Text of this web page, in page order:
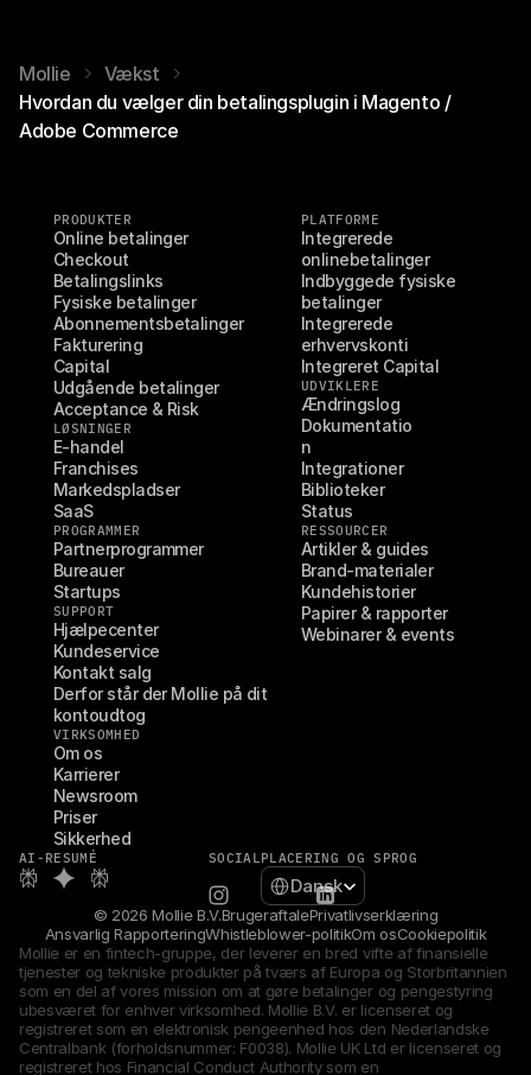
Mollie
Vækst
Hvordan du vælger din betalingsplugin i Magento /
Adobe Commerce
PRODUKTER
Online betalinger
Checkout
Betalingslinks
Fysiske betalinger
Abonnementsbetalinger
Fakturering
Capital
Udgående betalinger
Acceptance & Risk
LØSNINGER
E-handel
Franchises
Markedspladser
SaaS
PROGRAMMER
Partnerprogrammer
Bureauer
Startups
SUPPORT
Hjælpecenter
Kundeservice
Kontakt salg
Derfor står der Mollie på dit
kontoudtog
VIRKSOMHED
Om os
Karrierer
Newsroom
Priser
Sikkerhed
PLATFORME
Integrerede
onlinebetalinger
Indbyggede fysiske
betalinger
Integrerede
erhvervskonti
Integreret Capital
UDVIKLERE
Ændringslog
Dokumentatio
n
Integrationer
Biblioteker
Status
RESSOURCER
Artikler & guides
Brand-materialer
Kundehistorier
Papirer & rapporter
Webinarer & events
AI-RESUMÉ SOCIALPLACERING OG SPROG
Select Language
Dansk
© 2026 Mollie B.V.BrugeraftalePrivatlivserklæring
Ansvarlig RapporteringWhistleblower-politikOm osCookiepolitik
Mollie er en fintech-gruppe, der leverer en bred vifte af finansielle
tjenester og tekniske produkter på tværs af Europa og Storbritannien
som en del af vores mission om at gøre betalinger og pengestyring
ubesværet for enhver virksomhed. Mollie B.V. er licenseret og
registreret som en elektronisk pengeenhed hos den Nederlandske
Centralbank (forholdsnummer: F0038). Mollie UK Ltd er licenseret og
registreret hos Financial Conduct Authority som en